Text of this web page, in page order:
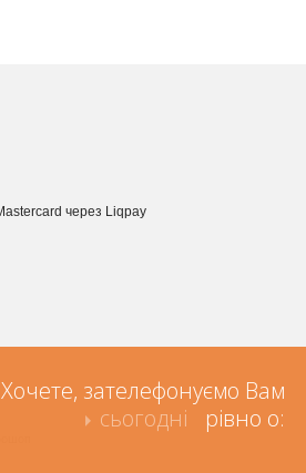
Хочете, зателефонуємо Вам
сьогодні
рівно о: